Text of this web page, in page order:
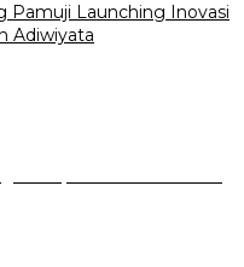
Pamuji Launching Inovasi
Adiwiyata